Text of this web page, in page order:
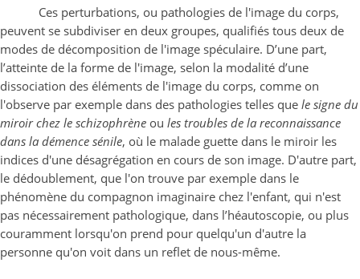
Ces perturbations, ou pathologies de l'image du corps,
peuvent se subdiviser en deux groupes, qualifiés tous deux de
modes de décomposition de l'image spéculaire. D’une part,
l’atteinte de la forme de l'image, selon la modalité d’une
dissociation des éléments de l'image du corps, comme on
l'observe par exemple dans des pathologies telles quele signe du
miroir chez le schizophrène ou les troubles de la reconnaissance
dans la démence sénile, où le malade guette dans le miroir les
indices d'une désagrégation en cours de son image. D'autre part,
le dédoublement, que l'on trouve par exemple dans le
phénomène du compagnon imaginaire chez l'enfant, qui n'est
pas nécessairement pathologique, dans l’héautoscopie, ou plus
couramment lorsqu'on prend pour quelqu'un d'autre la
personne qu'on voit dans un reflet de nous-même.